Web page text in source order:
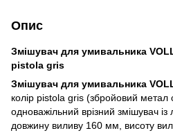
Опис
Змішувач для умивальника
pistola gris
Змішувач для умивальника
колір pistola gris (збройовий метал
одноважільний врізний змішувач
довжину виливу 160 мм, висоту